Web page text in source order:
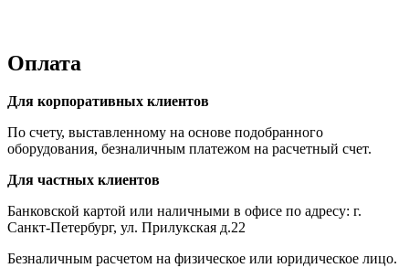
Оплата
Для корпоративных клиентов
По счету, выставленному на основе подобранного
оборудования, безналичным платежом на расчетный счет.
Для частных клиентов
Банковской картой или наличными в офисе по адресу: г.
Санкт-Петербург, ул. Прилукская д.22
Безналичным расчетом на физическое или юридическое лицо.